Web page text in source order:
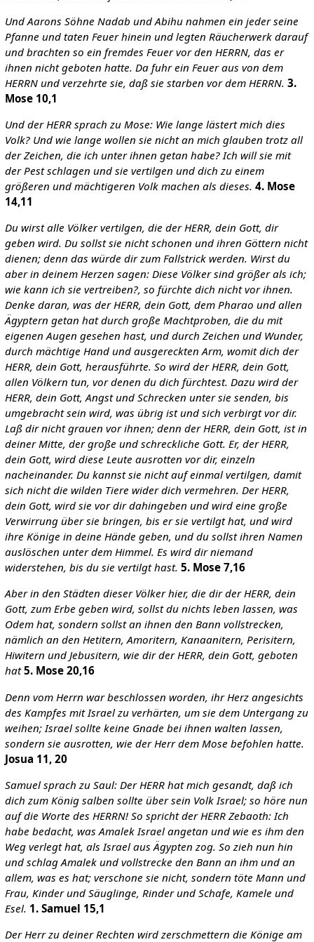
Und Aarons Söhne Nadab und Abihu nahmen ein jeder seine
Pfanne und taten Feuer hinein und legten Räucherwerk darauf
und brachten so ein fremdes Feuer vor den HERRN, das er
ihnen nicht geboten hatte. Da fuhr ein Feuer aus von dem
HERRN und verzehrte sie, daß sie starben vor dem HERRN. 3.
Mose 10,1
Und der HERR sprach zu Mose: Wie lange lästert mich dies
Volk? Und wie lange wollen sie nicht an mich glauben trotz all
der Zeichen, die ich unter ihnen getan habe? Ich will sie mit
der Pest schlagen und sie vertilgen und dich zu einem
größeren und mächtigeren Volk machen als dieses. 4. Mose
14,11
Du wirst alle Völker vertilgen, die der HERR, dein Gott, dir
geben wird. Du sollst sie nicht schonen und ihren Göttern nicht
dienen; denn das würde dir zum Fallstrick werden. Wirst du
aber in deinem Herzen sagen: Diese Völker sind größer als ich;
wie kann ich sie vertreiben?, so fürchte dich nicht vor ihnen.
Denke daran, was der HERR, dein Gott, dem Pharao und allen
Ägyptern getan hat durch große Machtproben, die du mit
eigenen Augen gesehen hast, und durch Zeichen und Wunder,
durch mächtige Hand und ausgereckten Arm, womit dich der
HERR, dein Gott, herausführte. So wird der HERR, dein Gott,
allen Völkern tun, vor denen du dich fürchtest. Dazu wird der
HERR, dein Gott, Angst und Schrecken unter sie senden, bis
umgebracht sein wird, was übrig ist und sich verbirgt vor dir.
Laß dir nicht grauen vor ihnen; denn der HERR, dein Gott, ist in
deiner Mitte, der große und schreckliche Gott. Er, der HERR,
dein Gott, wird diese Leute ausrotten vor dir, einzeln
nacheinander. Du kannst sie nicht auf einmal vertilgen, damit
sich nicht die wilden Tiere wider dich vermehren. Der HERR,
dein Gott, wird sie vor dir dahingeben und wird eine große
Verwirrung über sie bringen, bis er sie vertilgt hat, und wird
ihre Könige in deine Hände geben, und du sollst ihren Namen
auslöschen unter dem Himmel. Es wird dir niemand
widerstehen, bis du sie vertilgt hast. 5. Mose 7,16
Aber in den Städten dieser Völker hier, die dir der HERR, dein
Gott, zum Erbe geben wird, sollst du nichts leben lassen, was
Odem hat, sondern sollst an ihnen den Bann vollstrecken,
nämlich an den Hetitern, Amoritern, Kanaanitern, Perisitern,
Hiwitern und Jebusitern, wie dir der HERR, dein Gott, geboten
hat 5. Mose 20,16
Denn vom Herrn war beschlossen worden, ihr Herz angesichts
des Kampfes mit Israel zu verhärten, um sie dem Untergang zu
weihen; Israel sollte keine Gnade bei ihnen walten lassen,
sondern sie ausrotten, wie der Herr dem Mose befohlen hatte.
Josua 11, 20
Samuel sprach zu Saul: Der HERR hat mich gesandt, daß ich
dich zum König salben sollte über sein Volk Israel; so höre nun
auf die Worte des HERRN! So spricht der HERR Zebaoth: Ich
habe bedacht, was Amalek Israel angetan und wie es ihm den
Weg verlegt hat, als Israel aus Ägypten zog. So zieh nun hin
und schlag Amalek und vollstrecke den Bann an ihm und an
allem, was es hat; verschone sie nicht, sondern töte Mann und
Frau, Kinder und Säuglinge, Rinder und Schafe, Kamele und
Esel. 1. Samuel 15,1
Der Herr zu deiner Rechten wird zerschmettern die Könige am